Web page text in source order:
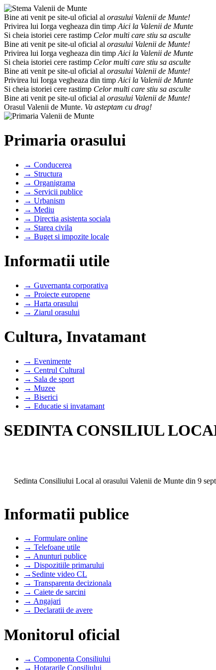
Bine ati venit pe site-ul oficial al orasului Valenii de Munte!
Privirea lui Iorga vegheaza din timp Aici la Valenii de Munte
Si cheia istoriei cere rastimp Celor multi care stiu sa asculte
Bine ati venit pe site-ul oficial al orasului Valenii de Munte!
Privirea lui Iorga vegheaza din timp Aici la Valenii de Munte
Si cheia istoriei cere rastimp Celor multi care stiu sa asculte
Bine ati venit pe site-ul oficial al orasului Valenii de Munte!
Privirea lui Iorga vegheaza din timp Aici la Valenii de Munte
Si cheia istoriei cere rastimp Celor multi care stiu sa asculte
Bine ati venit pe site-ul oficial al orasului Valenii de Munte!
Orasul Valenii de Munte. Va asteptam cu drag!
Primaria orasului
→ Conducerea
→ Structura
→ Organigrama
→ Servicii publice
→ Urbanism
→ Mediu
→ Directia asistenta sociala
→ Starea civila
→ Buget si impozite locale
Informatii utile
→ Guvernanta corporativa
→ Proiecte europene
→ Harta orasului
→ Ziarul orasului
Cultura, Invatamant
→ Evenimente
→ Centrul Cultural
→ Sala de sport
→ Muzee
→ Biserici
→ Educatie si invatamant
SEDINTA CONSILIUL
Sedinta Consiliului Local al orasului Valenii de Munte din 9
Informatii publice
→ Formulare online
→ Telefoane utile
→ Anunturi publice
→ Dispozitiile primarului
→Sedinte video CL
→ Transparenta decizionala
→ Caiete de sarcini
→ Angajari
→ Declaratii de avere
Monitorul oficial
→ Componenta Consiliului
→ Hotararile Consiliului